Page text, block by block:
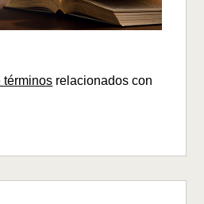
términos relacionados con